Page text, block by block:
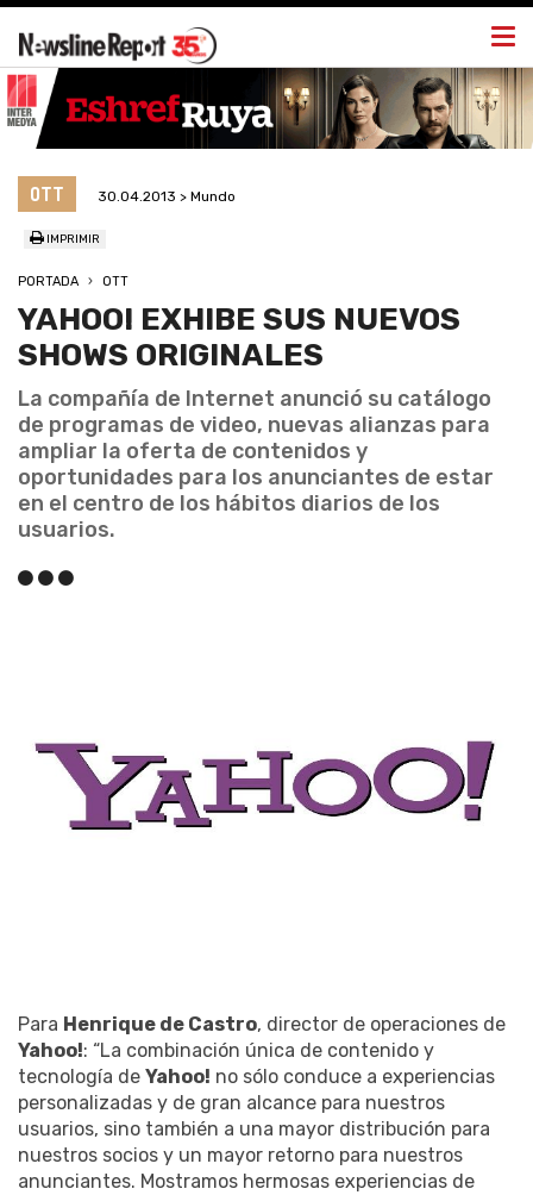
OTT 30.04.2013 > Mundo
IMPRIMIR
PORTADA OTT
YAHOO! EXHIBE SUS NUEVOS
SHOWS ORIGINALES
La compañía de Internet anunció su catálogo
de programas de video, nuevas alianzas para
ampliar la oferta de contenidos y
oportunidades para los anunciantes de estar
en el centro de los hábitos diarios de los
usuarios.
Para Henrique de Castro, director de operaciones de
Yahoo!: “La combinación única de contenido y
tecnología de Yahoo! no sólo conduce a experiencias
personalizadas y de gran alcance para nuestros
usuarios, sino también a una mayor distribución para
nuestros socios y un mayor retorno para nuestros
anunciantes. Mostramos hermosas experiencias de